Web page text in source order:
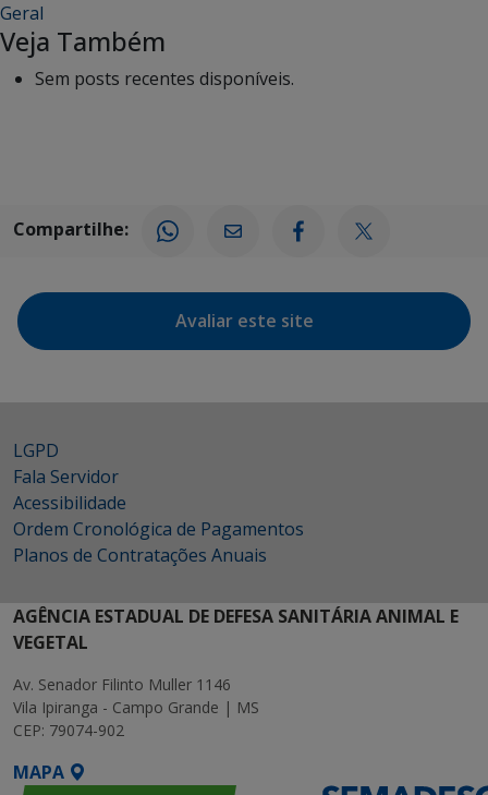
Geral
Veja Também
Sem posts recentes disponíveis.
Compartilhe:
Avaliar este site
LGPD
Fala Servidor
Acessibilidade
Ordem Cronológica de Pagamentos
Planos de Contratações Anuais
AGÊNCIA ESTADUAL DE DEFESA SANITÁRIA ANIMAL E
VEGETAL
Av. Senador Filinto Muller 1146
Vila Ipiranga - Campo Grande | MS
CEP: 79074-902
MAPA